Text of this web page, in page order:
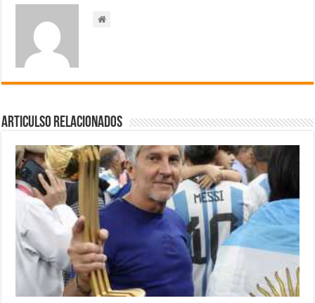
Articulso Relacionados